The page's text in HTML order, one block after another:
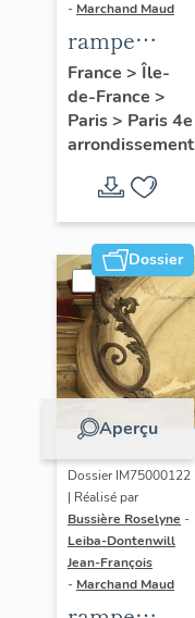
- Marchand Maud
rampe
d'appui,
escalier de
la maison à
cochère
dite hôtel
Charpentier
(non étudié)
France > Île-
de-France >
Paris> Paris 4e
arrondissement
Dossier
Aperçu
Dossier IM75000122
| Réalisé par
Bussière Roselyne -
Leiba-Dontenwill
Jean-François
- Marchand Maud